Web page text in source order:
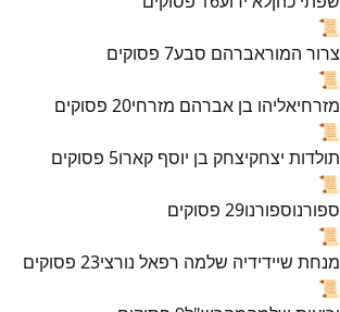
📜
צרור המוראברהם סבע7 פסוקים
📜
מזרחיאליהו בן אברהם מזרחי20 פסוקים
📜
תולדות יצחקיצחק בן יוסף קארו5 פסוקים
📜
ספורנוספורנו29 פסוקים
📜
מנחת שיידידיה שלמה רפאל נורצי23 פסוקים
📜